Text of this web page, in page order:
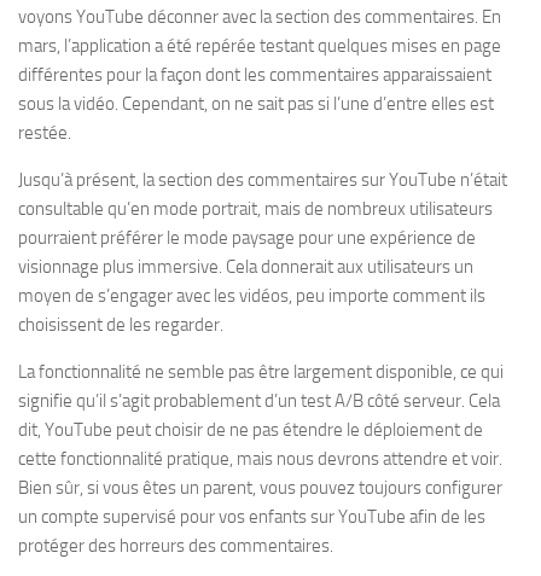
voyons YouTube déconner avec la section des commentaires. En
mars, l’application a été repérée testant quelques mises en page
différentes pour la façon dont les commentaires apparaissaient
sous la vidéo. Cependant, on ne sait pas si l’une d’entre elles est
restée.
Jusqu’à présent, la section des commentaires sur YouTube n’était
consultable qu’en mode portrait, mais de nombreux utilisateurs
pourraient préférer le mode paysage pour une expérience de
visionnage plus immersive. Cela donnerait aux utilisateurs un
moyen de s’engager avec les vidéos, peu importe comment ils
choisissent de les regarder.
La fonctionnalité ne semble pas être largement disponible, ce qui
signifie qu’il s’agit probablement d’un test A/B côté serveur. Cela
dit, YouTube peut choisir de ne pas étendre le déploiement de
cette fonctionnalité pratique, mais nous devrons attendre et voir.
Bien sûr, si vous êtes un parent, vous pouvez toujours configurer
un compte supervisé pour vos enfants sur YouTube afin de les
protéger des horreurs des commentaires.